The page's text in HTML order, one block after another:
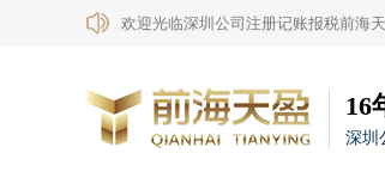
欢迎光临深圳公司注册记账报税前海
16
深圳